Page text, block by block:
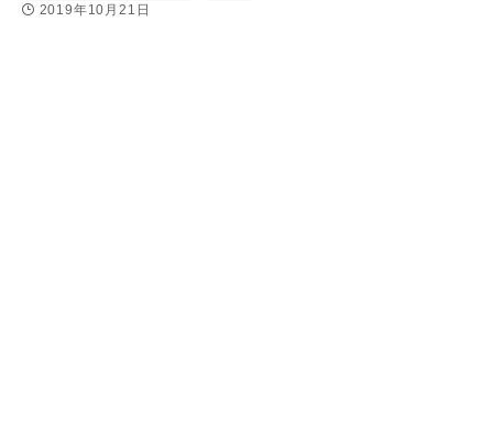
2019年10月21日